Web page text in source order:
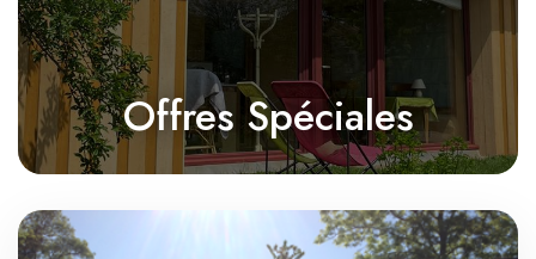
Offres Spéciales